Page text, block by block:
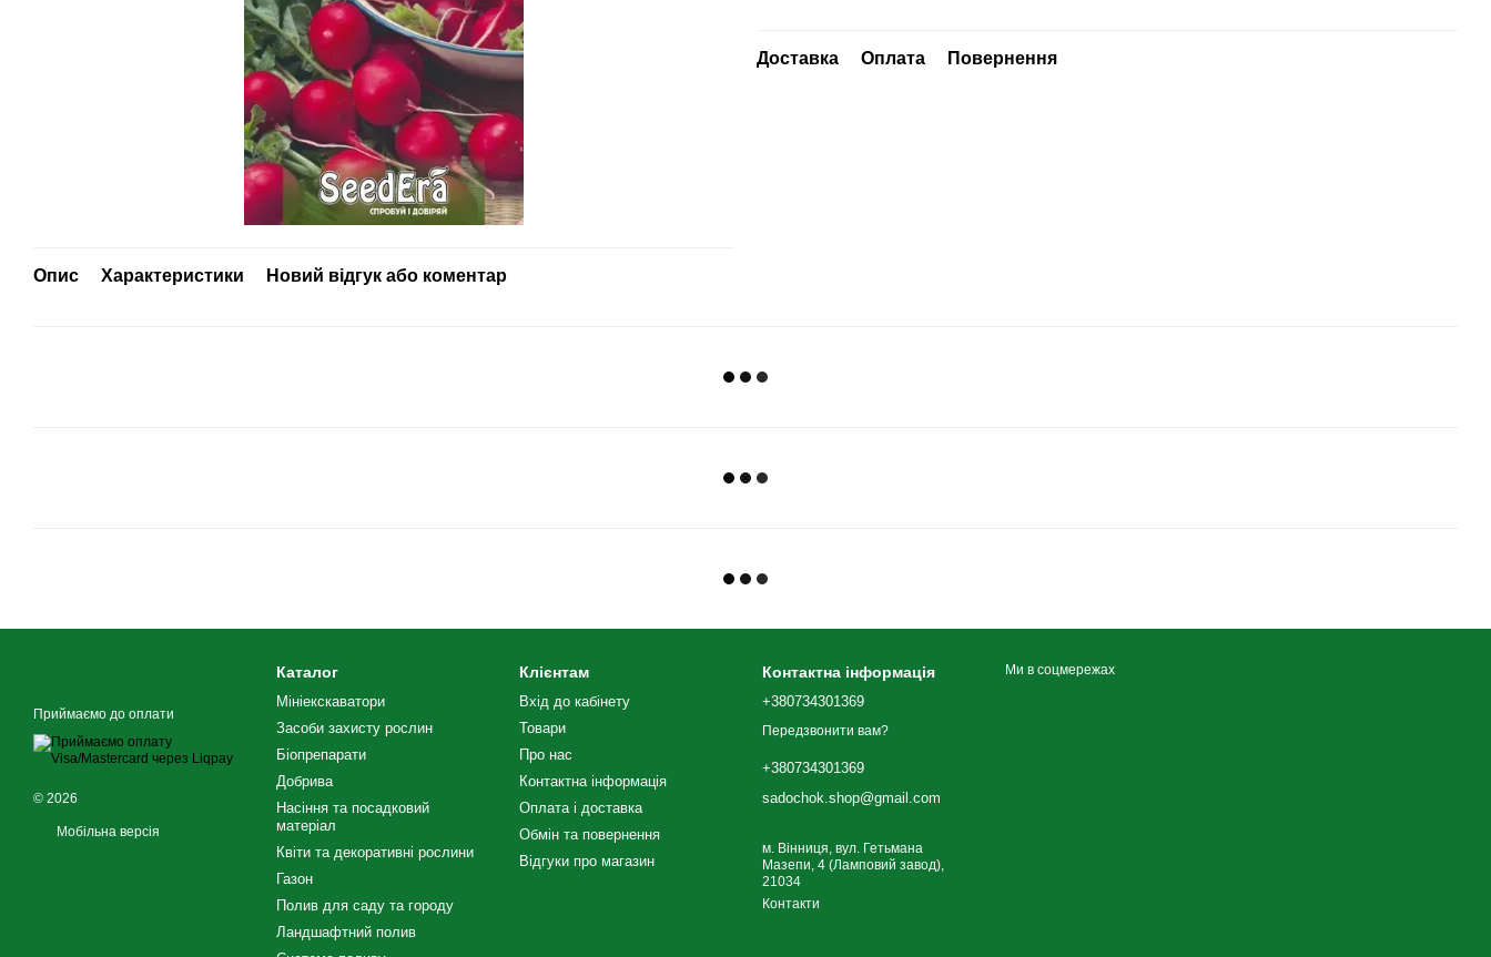
Опис Характеристики Новий відгук або коментар
Доставка Оплата Повернення
Приймаємо до оплати
© 2026
Мобільна версія
Каталог
Мініекскаватори
Засоби захисту рослин
Біопрепарати
Добрива
Насіння та посадковий
матеріал
Квіти та декоративні рослини
Газон
Полив для саду та городу
Ландшафтний полив
Клієнтам
Вхід до кабінету
Товари
Про нас
Контактна інформація
Оплата і доставка
Обмін та повернення
Відгуки про магазин
Контактна інформація
+380734301369
Передзвонити вам?
+380734301369
sadochok.shop@gmail.com
м. Вінниця, вул. Гетьмана
Мазепи, 4 (Ламповий завод),
21034
Контакти
Ми в соцмережах